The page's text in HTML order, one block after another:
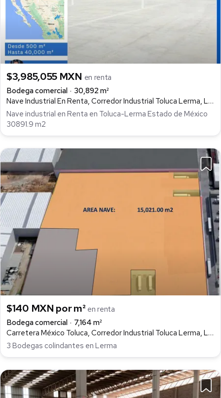
$3,985,055 MXN en renta
Bodega comercial
30,892 m²
Nave Industrial En Renta, Corredor Industrial Toluca Lerma, Lerma
Nave industrial en Renta en Toluca-Lerma Estado de México
30891.9 m2
$140 MXN por m² en renta
Bodega comercial
7,164 m²
Carretera México Toluca, Corredor Industrial Toluca Lerma, Lerma
3 Bodegas colindantes en Lerma